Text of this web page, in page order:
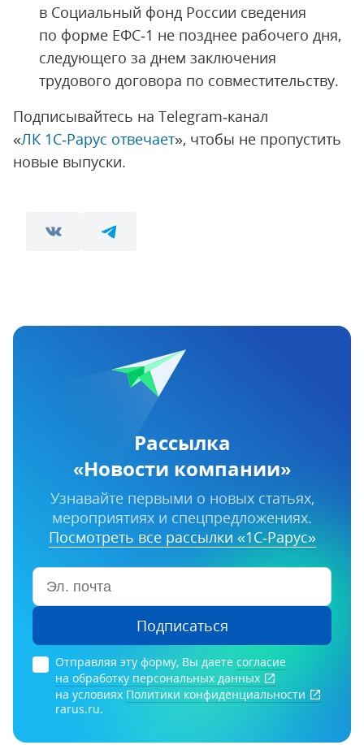
в Социальный фонд России сведения
по форме ЕФС‑1 не позднее рабочего дня,
следующего за днем заключения
трудового договора по совместительству.
Подписывайтесь на Telegram‑канал
«ЛК 1С‑Рарус отвечает», чтобы не пропустить
новые выпуски.
Рассылка
«Новости компании»
Узнавайте первыми о новых статьях,
мероприятиях и спецпредложениях.
Посмотреть все рассылки «1С‑Рарус»
Подписаться
Отправляя эту форму, Вы даете согласие
на обработку персональных данных
на условиях Политики конфиденциальности
rarus.ru.